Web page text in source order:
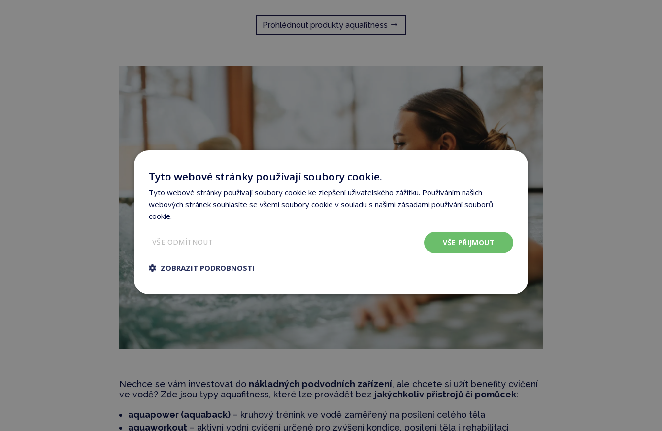
Prohlédnout produkty aquafitness
Nechce se vám investovat do nákladných podvodních zařízení, ale chcete si užít benefity cvičení
ve vodě? Zde jsou typy aquafitness, které lze provádět bez jakýchkoliv přístrojů či pomůcek:
aquapower (aquaback)– kruhový trénink ve vodě zaměřený na posílení celého těla
aquaworkout– aktivní vodní cvičení určené pro zvýšení kondice, posílení těla i rehabilitaci
Tyto webové stránky používají soubory cookie.
Tyto webové stránky používají soubory cookie ke zlepšení uživatelského zážitku. Používáním našich
webových stránek souhlasíte se všemi soubory cookie v souladu s našimi zásadami používání souborů
cookie.
VŠE PŘIJMOUT
VŠE ODMÍTNOUT
ZOBRAZIT PODROBNOSTI